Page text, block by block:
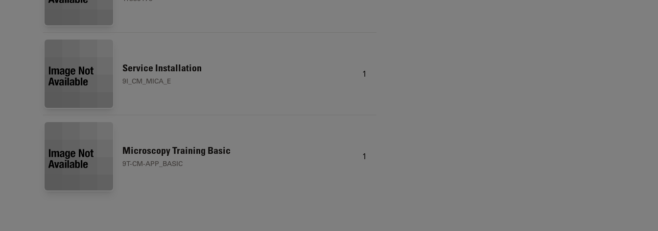
Service Installation
9I_CM_MICA_E
1
Microscopy Training Basic
9T-CM-APP_BASIC
1